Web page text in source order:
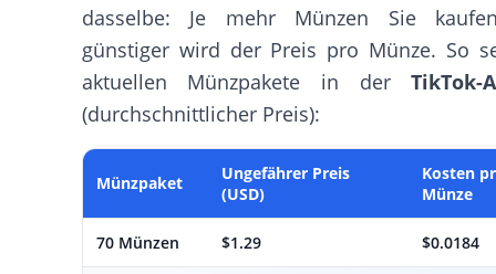
dasselbe: Je mehr Münzen Sie
günstiger wird der Preis pro Münze. So
aktuellen Münzpakete in derTikTok-
(durchschnittlicher Preis):
Münzpaket
Ungefährer Preis
(USD)
Kosten
Münze
70 Münzen $1.29 $0.0184